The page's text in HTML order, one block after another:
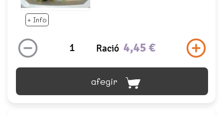
+ Info
Ració 4,45 €
afegir